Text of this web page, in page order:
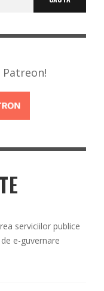
serviciilor publice
e-guvernare